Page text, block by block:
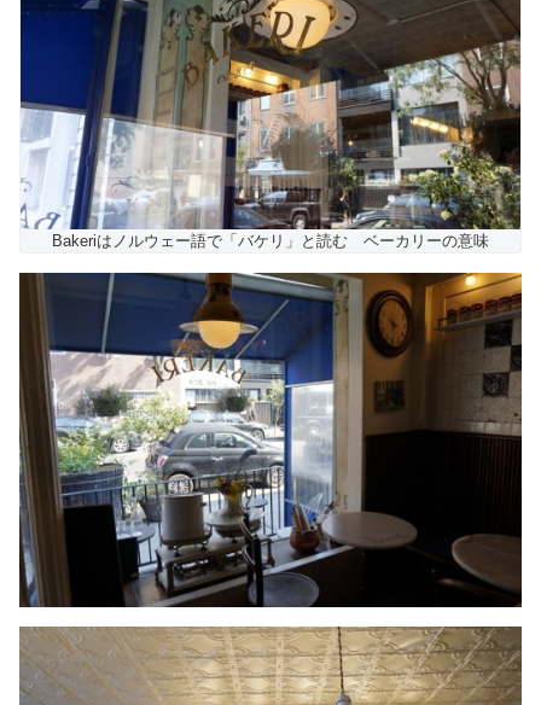
Bakeriはノルウェー語で「バケリ」と読む ベーカリーの意味